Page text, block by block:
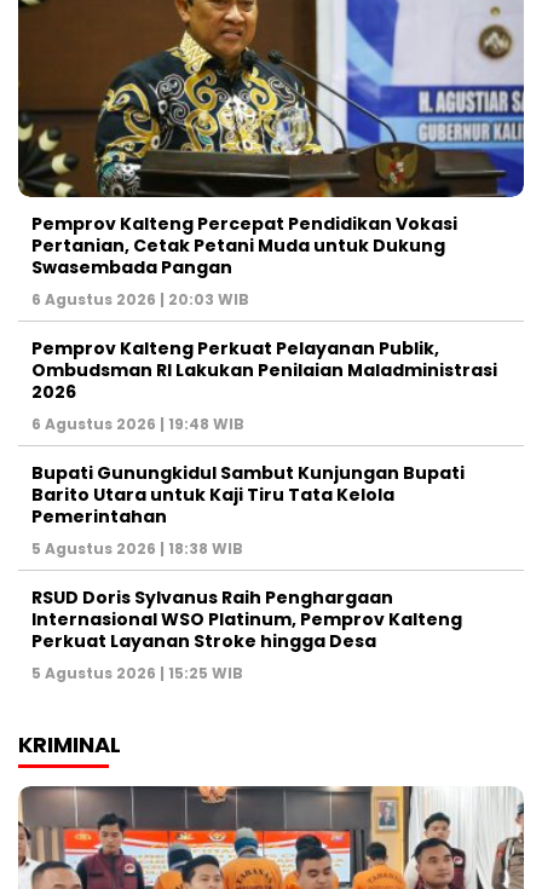
Pemprov Kalteng Percepat Pendidikan Vokasi
Pertanian, Cetak Petani Muda untuk Dukung
Swasembada Pangan
6 Agustus 2026 | 20:03 WIB
Pemprov Kalteng Perkuat Pelayanan Publik,
Ombudsman RI Lakukan Penilaian Maladministrasi
2026
6 Agustus 2026 | 19:48 WIB
Bupati Gunungkidul Sambut Kunjungan Bupati
Barito Utara untuk Kaji Tiru Tata Kelola
Pemerintahan
5 Agustus 2026 | 18:38 WIB
RSUD Doris Sylvanus Raih Penghargaan
Internasional WSO Platinum, Pemprov Kalteng
Perkuat Layanan Stroke hingga Desa
5 Agustus 2026 | 15:25 WIB
KRIMINAL